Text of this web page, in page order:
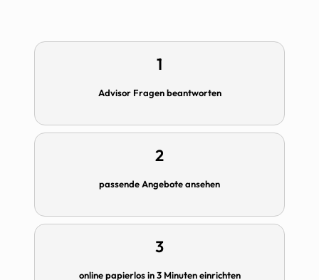
1
Advisor Fragen beantworten
2
passende Angebote ansehen
3
online papierlos in 3 Minuten einrichten